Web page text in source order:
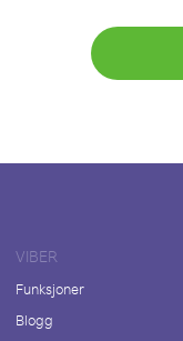
VIBER
Funksjoner
Blogg